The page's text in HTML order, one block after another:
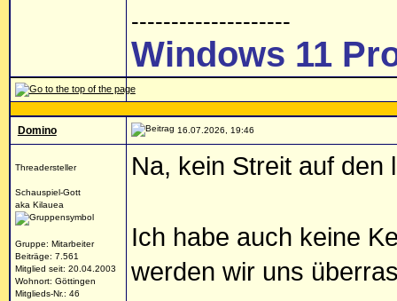
--------------------
Windows 11
Domino 16.07.2026, 19:46
Threadersteller
Schauspiel-Gott
aka Kilauea
Gruppe: Mitarbeiter
Beiträge: 7.561
Mitglied seit: 20.04.2003
Wohnort: Göttingen
Mitglieds-Nr.: 46
Na, kein Streit auf
Ich habe auch keine
werden wir uns